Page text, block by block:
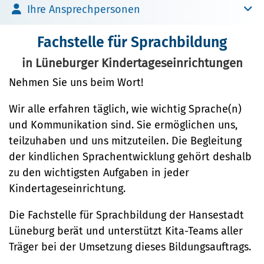
Brückenbau
Denkmalschutz
Mobilität
Sanierungsgebiete
Wohnen
Bibliotheken
Kulturreferat
Sport
Stadtarchiv
Tourismus
Veranstaltungskalender
(Metropolregion HH)
Bildung
Bildung
Soziales
Familie und Betreuung
Stadtteilarbeit
Bürger:innenbeteiligung
Ehrenamt
Sicherheit und Ordnung
Ordnungsamt
Schiedsamt
Ihre Ansprechpersonen
Fachstelle für Sprachbildung
in Lüneburger Kindertageseinrichtungen
Nehmen Sie uns beim Wort!
Wir alle erfahren täglich, wie wichtig Sprache(n)
und Kommunikation sind. Sie ermöglichen uns,
teilzuhaben und uns mitzuteilen. Die Begleitung
der kindlichen Sprachentwicklung gehört deshalb
zu den wichtigsten Aufgaben in jeder
Kindertageseinrichtung.
Die Fachstelle für Sprachbildung der Hansestadt
Lüneburg berät und unterstützt Kita-Teams aller
Träger bei der Umsetzung dieses Bildungsauftrags.